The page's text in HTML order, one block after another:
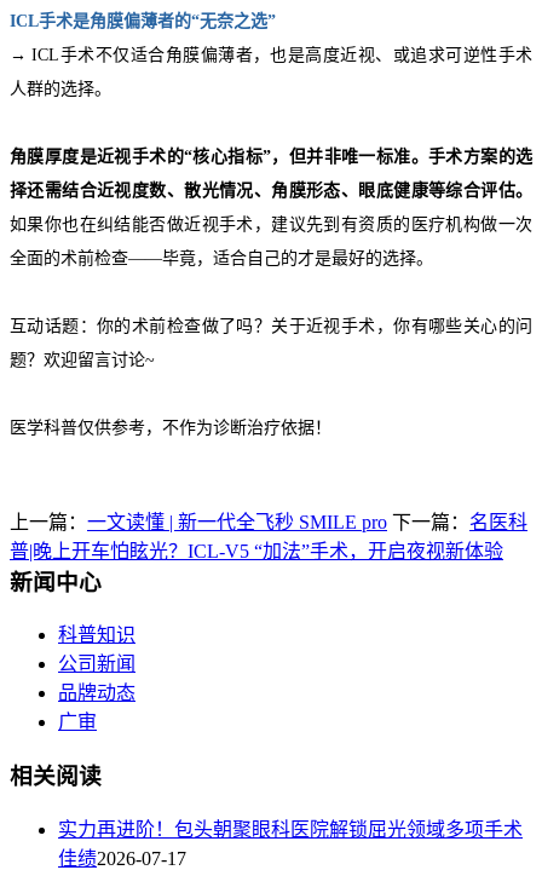
ICL手术是角膜偏薄者的“无奈之选”
→ ICL手术不仅适合角膜偏薄者，也是高度近视、或追求可逆性手术
人群的选择。
角膜厚度是近视手术的“核心指标”，但并非唯一标准。手术方案的选
择还需结合近视度数、散光情况、角膜形态、眼底健康等综合评估。
如果你也在纠结能否做近视手术，建议先到有资质的医疗机构做一次
全面的术前检查——毕竟，适合自己的才是最好的选择。
互动话题：你的术前检查做了吗？关于近视手术，你有哪些关心的问
题？欢迎留言讨论~
医学科普仅供参考，不作为诊断治疗依据！
上一篇： 一文读懂 | 新一代全飞秒 SMILE pro 下一篇： 名医科
普|晚上开车怕眩光？ICL-V5 “加法”手术，开启夜视新体验
新闻中心
科普知识
公司新闻
品牌动态
广审
相关阅读
实力再进阶！包头朝聚眼科医院解锁屈光领域多项手术
佳绩2026-07-17